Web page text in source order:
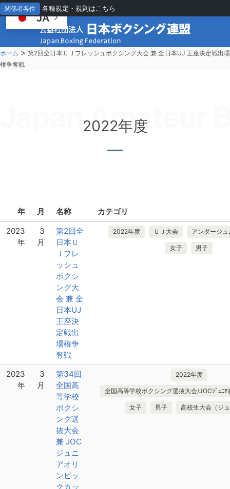
関係者各位 各種規定・規則はこちら
ホーム >第2回全日本ＵＪフレッシュボクシング大会 兼 全日本UJ 王座決定戦出場
権争奪戦
Japan Amateur
2022年度
年 月 名称
カテゴリ
2023
年
3
月
第2回全
日本Ｕ
Ｊフレ
ッシュ
ボクシ
ング大
会 兼 全
日本UJ
王座決
定戦出
場権争
奪戦
2022年度 ＵＪ大会 アンダージ
女子 男子
2023
年
3
月
第34回
全国高
等学校
ボクシ
ング選
抜大会
兼 JOC
ジュニ
アオリ
ンピッ
クカッ
2022年度
全国高等学校ボクシング選抜大会/JOCｼﾞｭﾆｱ
女子 男子 高校生大会（ジ
JA